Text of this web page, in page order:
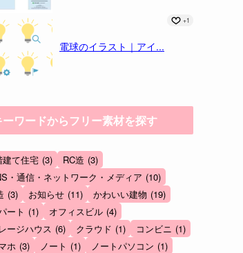
電球のイラスト｜アイ...
+1
ーワードからフリー素材を探す
建て住宅 (3) RC造 (3)
・通信・ネットワーク・メディア (10)
(3) お知らせ (11) かわいい建物 (19)
ート (1) オフィスビル (4)
ージハウス (6) クラウド (1) コンビニ (1)
ホ (3) ノート (1) ノートパソコン (1)